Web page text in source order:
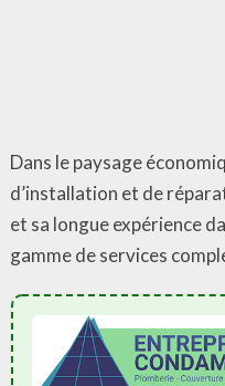
Dans le paysage
d’installation et de
et sa longue expérience
gamme de services